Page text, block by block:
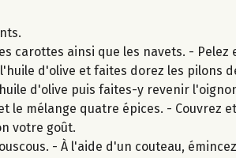
les carottes ainsi que les navets. -
d'olive et faites dorez les pilons
d'olive puis faites-y revenir
le mélange quatre épices. - Couvrez
votre goût.
- À l'aide d'un couteau,